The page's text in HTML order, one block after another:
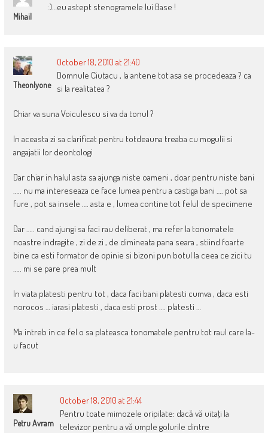
Mihail
:)…eu astept stenogramele lui Base !
Theonlyone
October 18, 2010 at 21:40
Domnule Ciutacu , la antene tot asa se procedeaza ? ca
si la realitatea ?
Chiar va suna Voiculescu si va da tonul ?
In aceasta zi sa clarificat pentru totdeauna treaba cu mogulii si
angajatii lor deontologi
Dar chiar in halul asta sa ajunga niste oameni , doar pentru niste bani
….. nu ma intereseaza ce face lumea pentru a castiga bani …. pot sa
fure , pot sa insele …. asta e , lumea contine tot felul de specimene
Dar ….. cand ajungi sa faci rau deliberat , ma refer la tonomatele
noastre indragite , zi de zi , de dimineata pana seara , stiind foarte
bine ca esti formator de opinie si bizoni pun botul la ceea ce zici tu
….. mi se pare prea mult
In viata platesti pentru tot , daca faci bani platesti cumva , daca esti
norocos … iarasi platesti , daca esti prost …. platesti …
Ma intreb in ce fel o sa plateasca tonomatele pentru tot raul care la-
u facut
Petru Avram
October 18, 2010 at 21:44
Pentru toate mimozele oripilate: dacă vă uitaţi la
televizor pentru a vă umple golurile dintre